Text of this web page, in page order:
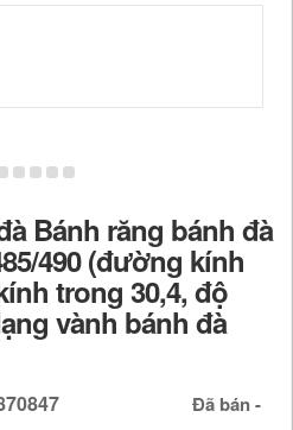
Bánh răng bánh đà
490 (đường kính
trong 30,4, độ
vành bánh đà
Đã bán -